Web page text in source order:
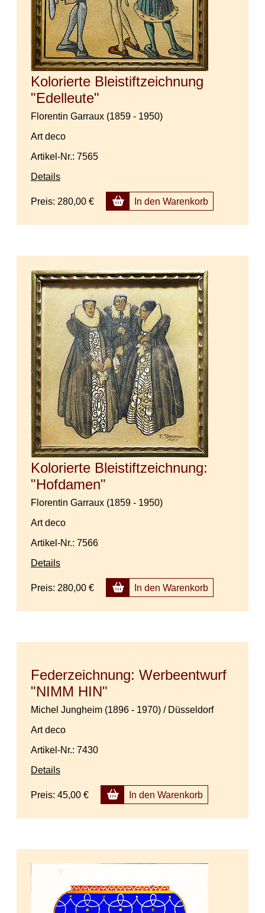
Kolorierte Bleistiftzeichnung
"Edelleute"
Florentin Garraux (1859 - 1950)
Art deco
Artikel-Nr.: 7565
Details
Preis: 280,00 € In den Warenkorb
Kolorierte Bleistiftzeichnung:
"Hofdamen"
Florentin Garraux (1859 - 1950)
Art deco
Artikel-Nr.: 7566
Details
Preis: 280,00 € In den Warenkorb
Federzeichnung: Werbeentwurf
"NIMM HIN"
Michel Jungheim (1896 - 1970) / Düsseldorf
Art deco
Artikel-Nr.: 7430
Details
Preis: 45,00 € In den Warenkorb